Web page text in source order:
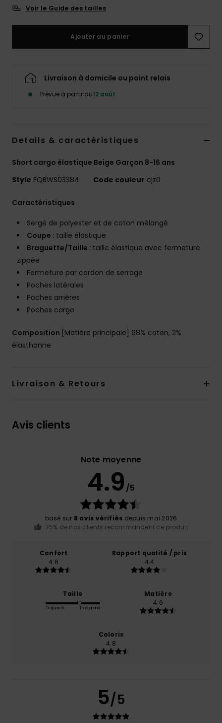
Voir le Guide des tailles
Ajouter au panier
Livraison à domicile ou point relais
Prévue à partir du12 août
Details & caractéristiques
Short cargo élastique Beige Garçon 8-16 ans
Style EQBWS03384 Code couleur cjz0
Caractéristiques
Sergé de polyester et de coton mélangé
Coupe : taille élastique
Braguette/Taille : taille élastique avec fermeture
zippée
Fermeture par cordon de serrage
Poches latérales
Poches arrières
Poches cargo
Composition [Matière principale] 98% coton, 2%
élasthanne
Livraison & Retours
Avis clients
Note moyenne
4.9 /5
basé sur 8 avis vérifiés depuis mai 2026
75% de nos clients recommandent ce produit
Confort
4.6
Rapport qualité / prix
4.4
Taille
Trop petit Trop grand
Matière
4.6
Coloris
4.8
5/5